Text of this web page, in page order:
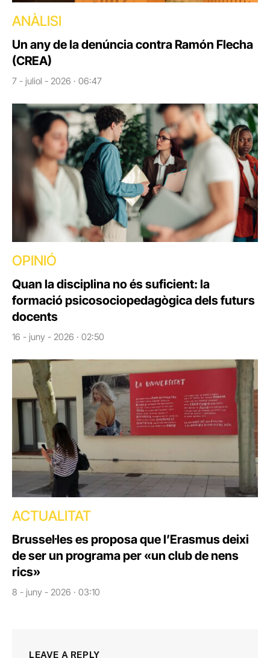
ANÀLISI
Un any de la denúncia contra Ramón Flecha
(CREA)
7 - juliol - 2026 · 06:47
OPINIÓ
Quan la disciplina no és suficient: la
formació psicosociopedagògica dels futurs
docents
16 - juny - 2026 · 02:50
ACTUALITAT
Brussel·les es proposa que l’Erasmus deixi
de ser un programa per «un club de nens
rics»
8 - juny - 2026 · 03:10
LEAVE A REPLY